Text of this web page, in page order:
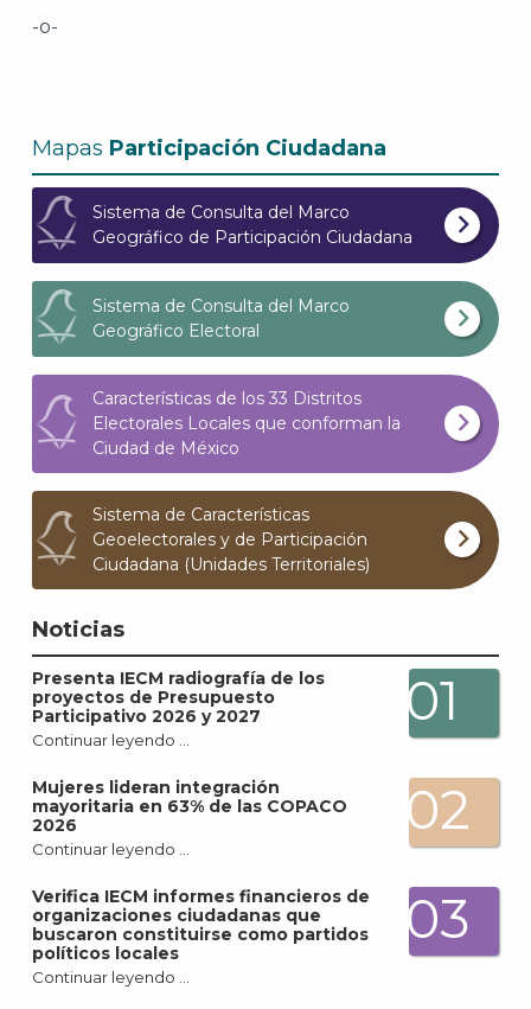
-o-
Mapas Participación Ciudadana
Sistema de Consulta del Marco
Geográfico de Participación Ciudadana
Sistema de Consulta del Marco
Geográfico Electoral
Características de los 33 Distritos
Electorales Locales que conforman la
Ciudad de México
Sistema de Características
Geoelectorales y de Participación
Ciudadana (Unidades Territoriales)
Noticias
Presenta IECM radiografía de los
proyectos de Presupuesto
Participativo 2026 y 2027
Continuar leyendo …
01
Mujeres lideran integración
mayoritaria en 63% de las COPACO
2026
Continuar leyendo …
02
Verifica IECM informes financieros de
organizaciones ciudadanas que
buscaron constituirse como partidos
políticos locales
Continuar leyendo …
03